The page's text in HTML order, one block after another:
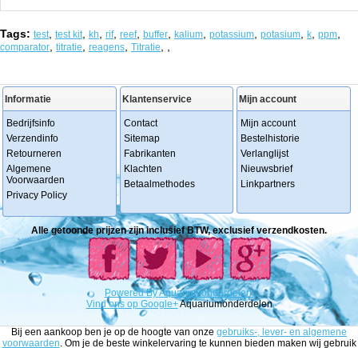
Tags: test test kit kh rif, reef, buffer kalium potassium potasium k ppm
comparator titratie reagens Titratie
Informatie
Bedrijfsinfo
Verzendinfo
Retourneren
Algemene
Voorwaarden
Privacy Policy
Klantenservice
Contact
Sitemap
Fabrikanten
Klachten
Betaalmethodes
Mijn account
Mijn account
Bestelhistorie
Verlanglijst
Nieuwsbrief
Linkpartners
Alle getoonde prijzen zijn inclusief BTW, exclusief verzendkosten.
PoweredByAquariumonderdelen.
Vind ons op Google+Aquariumonderdelen
Bij een aankoop ben je op de hoogte van onze gebruiks-, lever- en algemene
voorwaarden. Om je de beste winkelervaring te kunnen bieden maken wij gebruik